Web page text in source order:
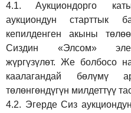
4.1.
Аукциондорго
аукциондун старттык
кепилденген акыны
Сиздин «Элсом»
жүргүзүлөт. Же болбосо
каалагандай бөлүмү
төлөнгөндүгүн милдеттүү
4.2. Эгерде Сиз